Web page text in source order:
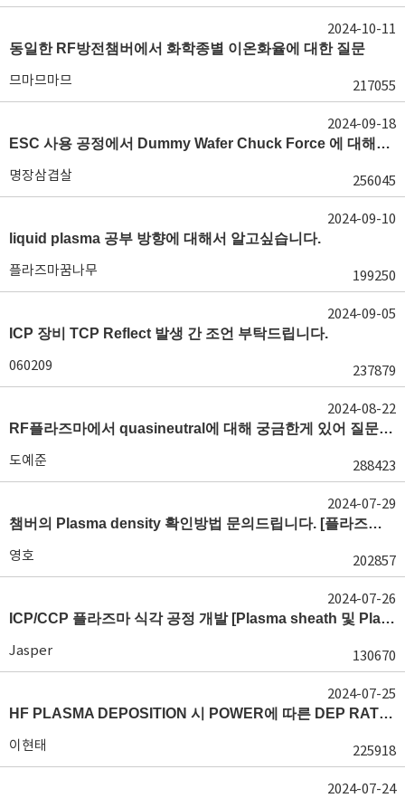
동일한 RF방전챔버에서 화학종별 이온화율에 대한 질문
므마므마므 217055
2024-10-11
ESC 사용 공정에서 Dummy Wafer Chuck Force 에 대해서 궁급합니다
명장삼겹살 256045
2024-09-18
liquid plasma 공부 방향에 대해서 알고싶습니다.
플라즈마꿈나무 199250
2024-09-10
ICP 장비 TCP Reflect 발생 간 조언 부탁드립니다.
060209 237879
2024-09-05
RF플라즈마에서 quasineutral에 대해 궁금한게 있어 질문글 올립니다.[quasineutral]
도예준 288423
2024-08-22
챔버의 Plasma density 확인방법 문의드립니다. [플라즈마 모니터링, OES, LP]
영호 202857
2024-07-29
ICP/CCP 플라즈마 식각 공정 개발 [Plasma sheath 및 Plasma generation]
Jasper 130670
2024-07-26
HF PLASMA DEPOSITION 시 POWER에 따른 DEP RATE 변화 [장비 플라즈마, Rate constant]
이현태 225918
2024-07-25
2024-07-24